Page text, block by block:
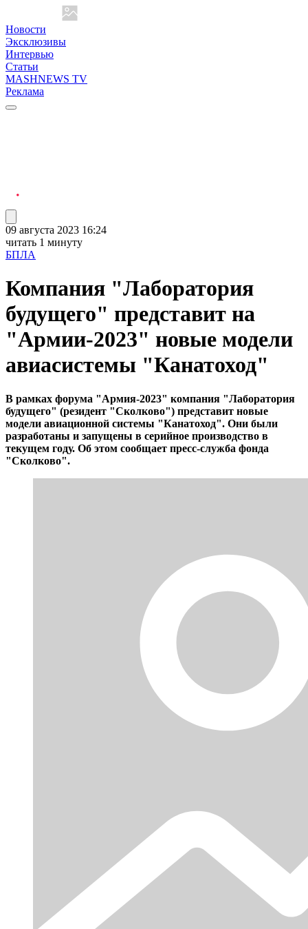
Новости
Эксклюзивы
Интервью
Статьи
MASHNEWS TV
Реклама
09 августа 2023 16:24
читать 1 минуту
БПЛА
Компания "Лаборатория
будущего" представит на
"Армии-2023" новые модели
авиасистемы "Канатоход"
В рамках форума "Армия-2023" компания "Лаборатория
будущего" (резидент "Сколково") представит новые
модели авиационной системы "Канатоход". Они были
разработаны и запущены в серийное производство в
текущем году. Об этом сообщает пресс-служба фонда
"Сколково".